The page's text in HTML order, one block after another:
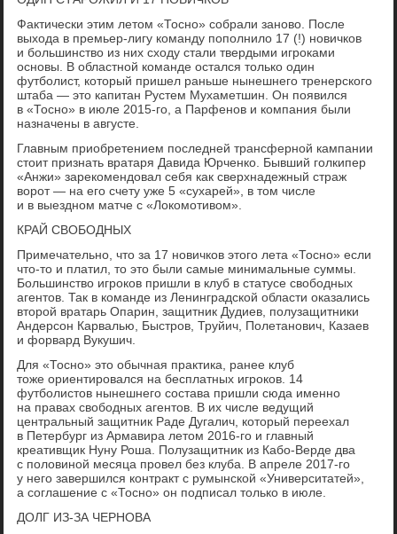
Фактически этим летом «Тосно» собрали заново. После
выхода в премьер-лигу команду пополнило 17 (!) новичков
и большинство из них сходу стали твердыми игроками
основы. В областной команде остался только один
футболист, который пришел раньше нынешнего тренерского
штаба — это капитан Рустем Мухаметшин. Он появился
в «Тосно» в июле 2015-го, а Парфенов и компания были
назначены в августе.
Главным приобретением последней трансферной кампании
стоит признать вратаря Давида Юрченко. Бывший голкипер
«Анжи» зарекомендовал себя как сверхнадежный страж
ворот — на его счету уже 5 «сухарей», в том числе
и в выездном матче с «Локомотивом».
КРАЙ СВОБОДНЫХ
Примечательно, что за 17 новичков этого лета «Тосно» если
что-то и платил, то это были самые минимальные суммы.
Большинство игроков пришли в клуб в статусе свободных
агентов. Так в команде из Ленинградской области оказались
второй вратарь Опарин, защитник Дудиев, полузащитники
Андерсон Карвалью, Быстров, Труйич, Полетанович, Казаев
и форвард Вукушич.
Для «Тосно» это обычная практика, ранее клуб
тоже ориентировался на бесплатных игроков. 14
футболистов нынешнего состава пришли сюда именно
на правах свободных агентов. В их числе ведущий
центральный защитник Раде Дугалич, который переехал
в Петербург из Армавира летом 2016-го и главный
креативщик Нуну Роша. Полузащитник из Кабо-Верде два
с половиной месяца провел без клуба. В апреле 2017-го
у него завершился контракт с румынской «Университатей»,
а соглашение с «Тосно» он подписал только в июле.
ДОЛГ ИЗ-ЗА ЧЕРНОВА